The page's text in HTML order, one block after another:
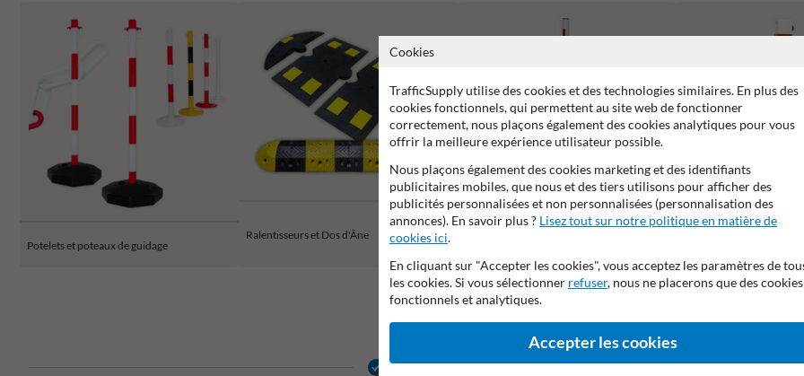
Potelets et poteaux de guidage
Ralentisseurs et Dos d'Âne
2 ans de garantie fabricant Propre production Fabriqué en
Cookies
TrafficSupply utilise des cookies et des technologies similaires. En plus des
cookies fonctionnels, qui permettent au site web de fonctionner
correctement, nous plaçons également des cookies analytiques pour vous
offrir la meilleure expérience utilisateur possible.
Nous plaçons également des cookies marketing et des identifiants
publicitaires mobiles, que nous et des tiers utilisons pour afficher des
publicités personnalisées et non personnalisées (personnalisation des
annonces). En savoir plus ? Lisez tout sur notre politique en matière de
cookies ici.
En cliquant sur "Accepter les cookies", vous acceptez les paramètres de
les cookies. Si vous sélectionner refuser, nous ne placerons que des cookies
fonctionnels et analytiques.
Accepter les cookies